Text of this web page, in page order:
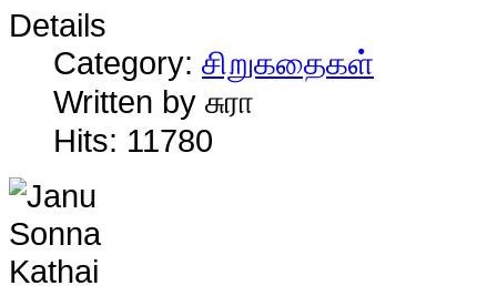
Details
Category: சிறுகதைகள்
Written by சுரா
Hits: 11780